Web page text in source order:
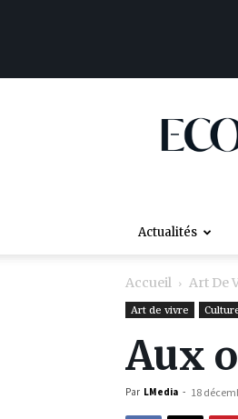
Actualités
Accueil Art De
Art de vivre
Aux
Par LMedia - 18